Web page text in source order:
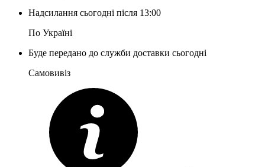
Надсилання сьогодні після 13:00
По Україні
Буде передано до служби доставки сьогодні
Самовивіз